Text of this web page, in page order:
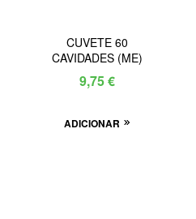
CUVETE 60
CAVIDADES (ME)
9,75€
ADICIONAR